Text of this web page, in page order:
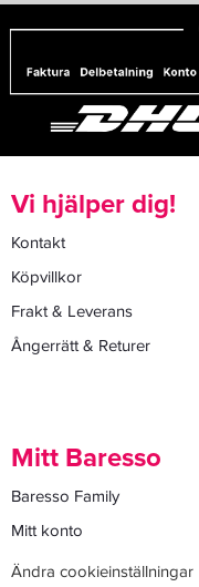
Vi hjälper dig!
Kontakt
Köpvillkor
Frakt & Leverans
Ångerrätt & Returer
Mitt Baresso
Baresso Family
Mitt konto
Ändra cookieinställningar